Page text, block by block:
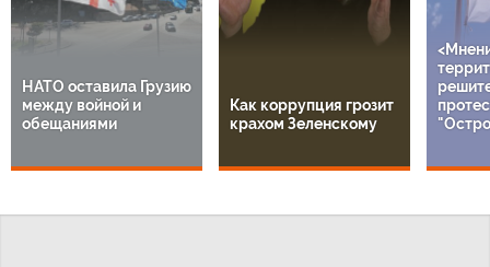
НАТО оставила Грузию
между войной и
обещаниями
Как коррупция грозит
крахом Зеленскому